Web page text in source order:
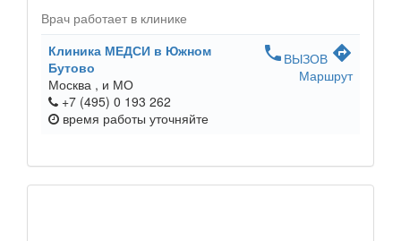
Врач работает в клинике
Клиника МЕДСИ в Южном
Бутово
Москва , и МО
+7 (495) 0 193 262
время работы уточняйте
phone ВЫЗОВ directions
Маршрут